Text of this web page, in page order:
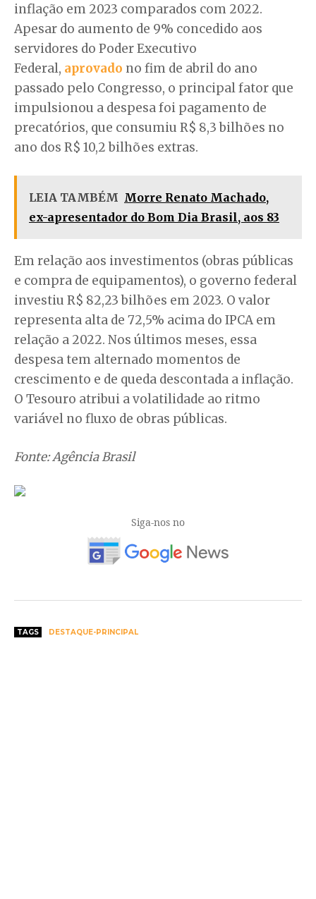
inflação em 2023 comparados com 2022.
Apesar do aumento de 9% concedido aos
servidores do Poder Executivo
Federal, aprovado no fim de abril do ano
passado pelo Congresso, o principal fator que
impulsionou a despesa foi pagamento de
precatórios, que consumiu R$ 8,3 bilhões no
ano dos R$ 10,2 bilhões extras.
LEIA TAMBÉM Morre Renato Machado,
ex-apresentador do Bom Dia Brasil, aos 83
Em relação aos investimentos (obras públicas
e compra de equipamentos), o governo federal
investiu R$ 82,23 bilhões em 2023. O valor
representa alta de 72,5% acima do IPCA em
relação a 2022. Nos últimos meses, essa
despesa tem alternado momentos de
crescimento e de queda descontada a inflação.
O Tesouro atribui a volatilidade ao ritmo
variável no fluxo de obras públicas.
Fonte: Agência Brasil
Siga-nos no
TAGS DESTAQUE-PRINCIPAL